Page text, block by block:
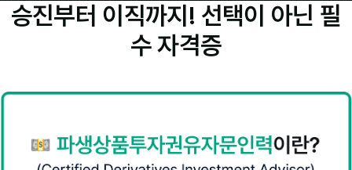
승진부터 이직까지! 선택이 아닌 필
수 자격증